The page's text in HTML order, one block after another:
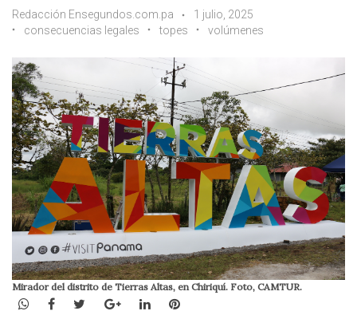
Redacción Ensegundos.com.pa
1 julio, 2025
consecuencias legales
topes volúmenes
Mirador del distrito de Tierras Altas, en Chiriquí. Foto, CAMTUR.
WhatsApp
Facebook
TwitterGoogle+LinkedInPinterest